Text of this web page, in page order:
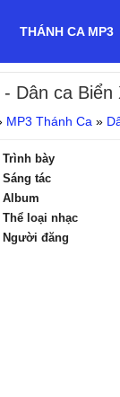
THÁNH CA MP3
- Dân ca Biển
MP3 Thánh Ca »
Trình bày
Sáng tác
Album
Thể loại nhạc
Người đăng